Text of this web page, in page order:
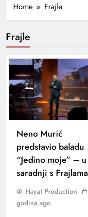
Home Frajle
Frajle
Neno Murić
predstavio baladu
“Jedino moje” – u
saradnji s Frajlama
Hayat Production
godina ago